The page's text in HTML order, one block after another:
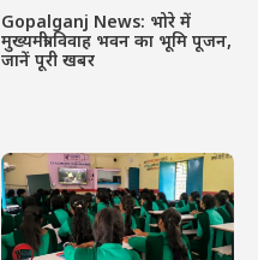
Gopalganj News: भोरे में
मुख्यमंत्री विवाह भवन का भूमि पूजन,
जानें पूरी खबर